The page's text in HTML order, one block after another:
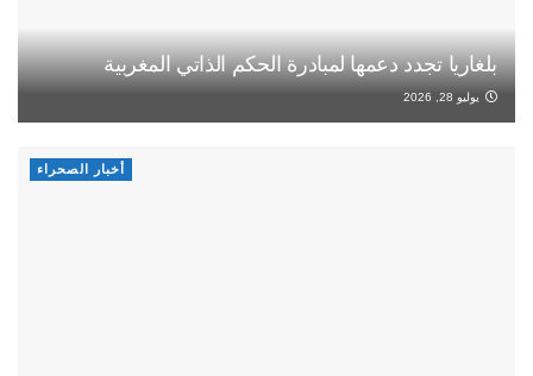
بلغاريا تجدد دعمها لمبادرة الحكم الذاتي المغربية
يوليو 28, 2026
أخبار الصحراء